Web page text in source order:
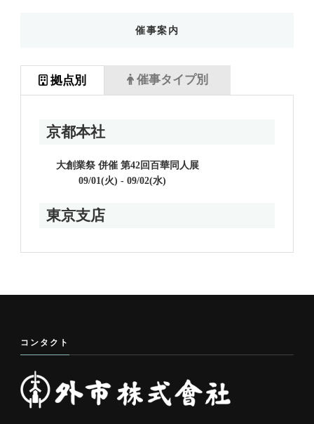
催事案内
拠点別
京都本社
大創業祭 併催 第42回百華同人展
09/01(火) - 09/02(水)
東京支店
催事タイプ別
コンタクト